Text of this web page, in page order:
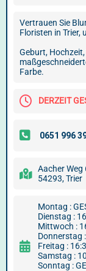
Vertrauen Sie
Floristen in Trier,
Geburt,
Farbe.
DERZEIT
Aacher Weg
54293, Trier
Montag :
Dienstag :
Mittwoch :
Donnerstag
Freitag :
Samstag :
Sonntag :